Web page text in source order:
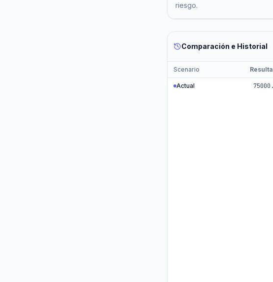
riesgo.
Comparación e Historial
Scenario
Actual